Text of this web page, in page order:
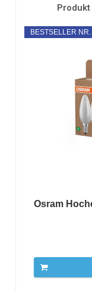
Produkt
BESTSELLER NR.
Osram